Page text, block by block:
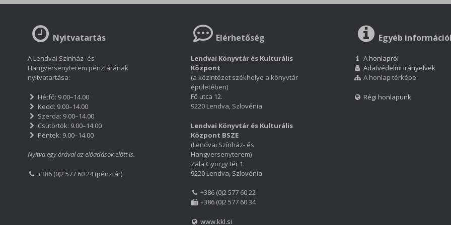
e
b
o
o
k
tel rea
Nyitvatartás
A Lendvai Színház- és
Hangversenyterem pénztárának
nyitvatartása:
Hétfő: 9.00–14.00
Kedd: 9.00–14.00
Szerda: 9.00–14.00
Csütörtök: 9.00–14.00
Péntek: 9.00–14.00
Nyitva egy órával az előadások előtt is.
+386 (0)2 577 60 24 (pénztár)
Elérhetőség
Lendvai Könyvtár és Kulturális
Központ
(a közintézet székhelye a könyvtár
épületében)
Fő utca 12.
9220 Lendva, Szlovénia
Lendvai Könyvtár és Kulturális
Központ BSZE
(Lendvai Színház- és
Hangversenyterem)
Zala György tér 1.
9220 Lendva, Szlovénia
+386 (0)2 577 60 22
+386 (0)2 577 60 34
www.kkl.si
Egyéb
A honlapról
Adatvédelmi irányelvek
A honlap térképe
Régi honlapunk